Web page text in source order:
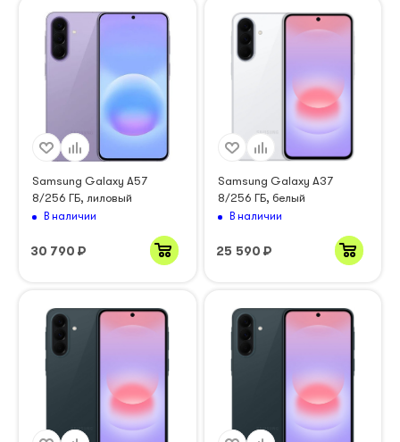
Samsung Galaxy A57
8/256 ГБ, лиловый
В наличии
30 790 ₽
Samsung Galaxy A37
8/256 ГБ, белый
В наличии
25 590 ₽